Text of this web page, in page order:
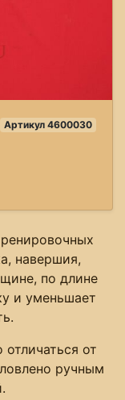
Артикул 4600030
навершия,
по длине
и уменьшает
от
ручным